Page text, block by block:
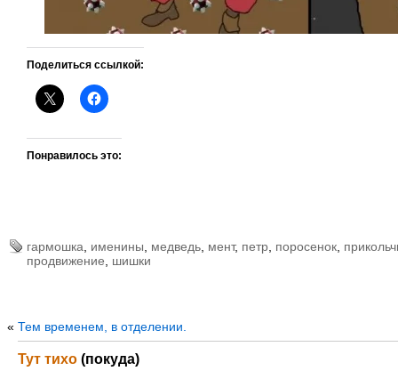
Поделиться ссылкой:
Понравилось это:
гармошка именины медведь мент, петр поросенок
продвижение
шишки
« Тем временем, в отделении.
Тут тихо (покуда)